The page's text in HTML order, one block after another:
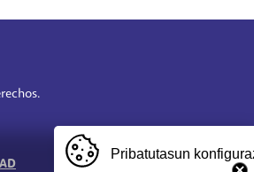
Pribatutasun